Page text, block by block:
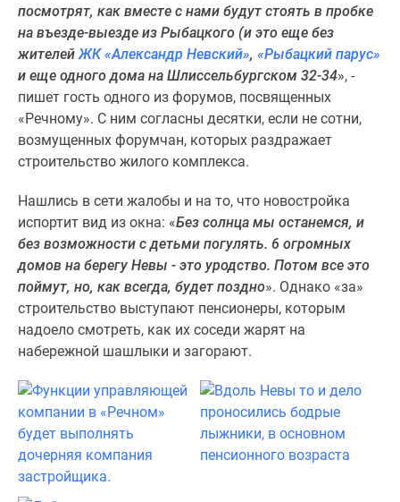
посмотрят, как вместе с нами будут стоять в пробке
на въезде-выезде из Рыбацкого (и это еще без
жителейЖК «Александр Невский», «Рыбацкий парус»
и еще одного дома на Шлиссельбургском 32-34», -
пишет гость одного из форумов, посвященных
«Речному». С ним согласны десятки, если не сотни,
возмущенных форумчан, которых раздражает
строительство жилого комплекса.
Нашлись в сети жалобы и на то, что новостройка
испортит вид из окна: «Без солнца мы останемся, и
без возможности с детьми погулять. 6 огромных
домов на берегу Невы - это уродство. Потом все это
поймут, но, как всегда, будет поздно». Однако «за»
строительство выступают пенсионеры, которым
надоело смотреть, как их соседи жарят на
набережной шашлыки и загорают.